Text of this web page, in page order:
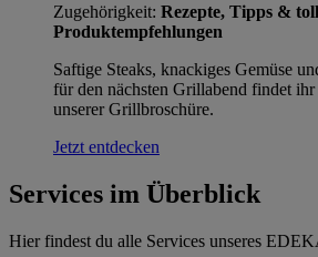
Zugehörigkeit: Rezepte, Tipps &
Produktempfehlungen
Saftige Steaks, knackiges Gemüse
für den nächsten Grillabend findet
unserer Grillbroschüre.
Jetzt entdecken
Services im Überblick
Hier findest du alle Services unseres